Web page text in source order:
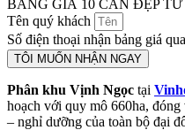
BẢNG GIÁ 10 CĂN ĐẸP
Tên quý khách
Số điện thoại nhận bảng giá
TÔI MUỐN NHẬN NGAY
Phân khu Vịnh Ngọc tại
hoạch với quy mô 660ha,
– nghỉ dưỡng của toàn bộ đại